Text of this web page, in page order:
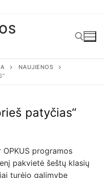
NAUJIENOS
patyčias“
programos
pakvietė šeštų klasių
turėjo galimybę